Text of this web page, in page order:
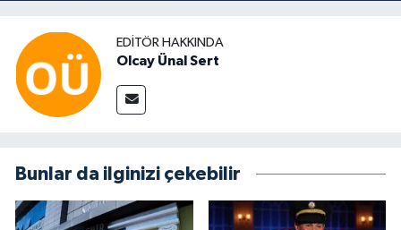
EDITÖR HAKKINDA
Olcay Ünal Sert
Bunlar da ilginizi çekebilir